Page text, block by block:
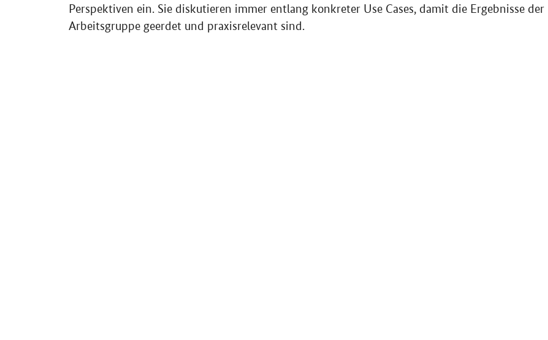
Perspektiven ein. Sie diskutieren immer entlang konkreter Use Cases, damit die Ergebnisse der
Arbeitsgruppe geerdet und praxisrelevant sind.